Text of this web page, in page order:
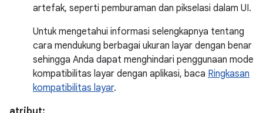
artefak, seperti pemburaman dan pikselasi dalam UI.
Untuk mengetahui informasi selengkapnya tentang
cara mendukung berbagai ukuran layar dengan benar
sehingga Anda dapat menghindari penggunaan mode
kompatibilitas layar dengan aplikasi, baca Ringkasan
kompatibilitas layar.